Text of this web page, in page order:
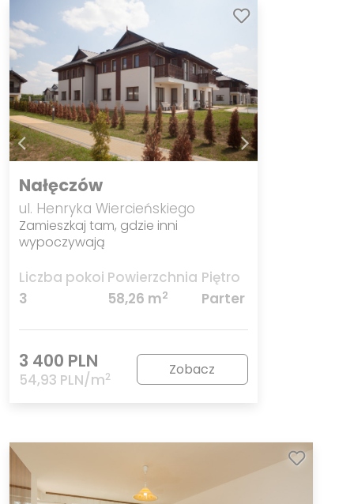
Nałęczów
ul. Henryka Wiercieńskiego
Zamieszkaj tam, gdzie inni
wypoczywają
Liczba pokoi
3
Powierzchnia
58,26 m2
Piętro
Parter
3 400 PLN
54,93 PLN/m2 Zobacz